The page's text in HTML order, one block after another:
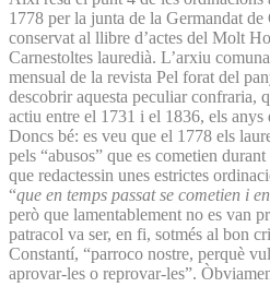
1778 per la junta de la Germandat de
conservat al llibre d’actes del Molt
Carnestoltes lauredià. L’arxiu
mensual de la revista Pel forat del
descobrir aquesta peculiar confraria,
actiu entre el 1731 i el 1836, els anys
Doncs bé: es veu que el 1778 els
pels “abusos” que es cometien
que redactessin unes estrictes
“que en temps passat se cometien i
però que lamentablement no es van
patracol va ser, en fi, sotmés al bon
Constantí, “parroco nostre, perquè
aprovar-les o reprovar-les”.